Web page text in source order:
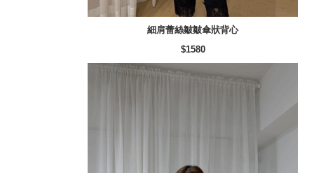
細肩蕾絲皺皺傘狀背心
$1580